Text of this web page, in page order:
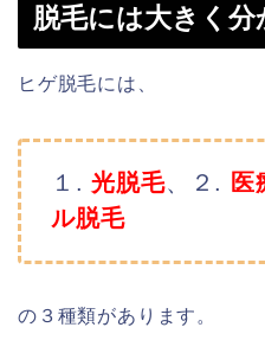
脱毛には大きく
ヒゲ脱毛には、
１.光脱毛、２. 医
ル脱毛
の３種類があります。